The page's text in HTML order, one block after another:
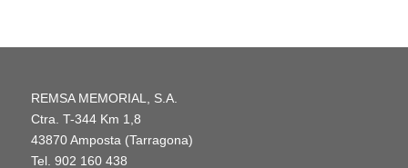
REMSA MEMORIAL, S.A.
Ctra. T-344 Km 1,8
43870 Amposta (Tarragona)
Tel. 902 160 438